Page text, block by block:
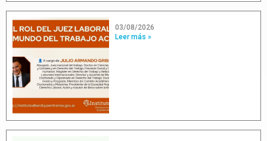
03/08/2026
Leer más »